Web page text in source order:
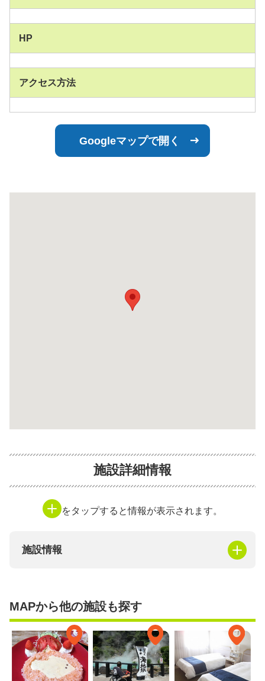
HP
アクセス方法
Googleマップで開く
施設詳細情報
をタップすると情報が表示されます。
施設情報
MAPから他の施設も探す